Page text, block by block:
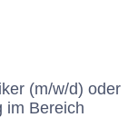
(m/w/d) oder
im Bereich